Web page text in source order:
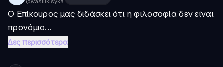
Ο Επίκουρος μας διδάσκει ότι η φιλοσοφία δεν είναι
προνόμιο...
Δες περισσότερα